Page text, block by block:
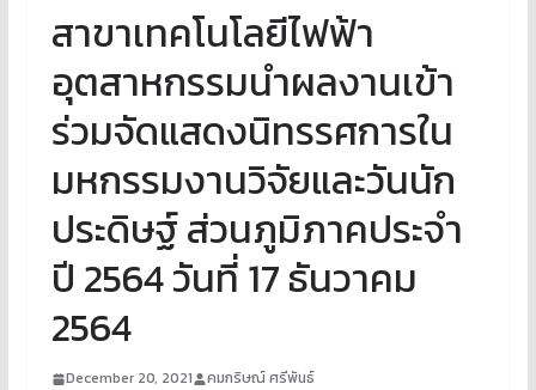
สาขาเทคโนโลยีไฟฟ้า
อุตสาหกรรมนำผลงานเข้า
ร่วมจัดแสดงนิทรรศการใน
มหกรรมงานวิจัยและวันนัก
ประดิษฐ์ ส่วนภูมิภาคประจำ
ปี 2564 วันที่ 17 ธันวาคม
2564
December 20, 2021 คมกริษณ์ ศรีพันธ์